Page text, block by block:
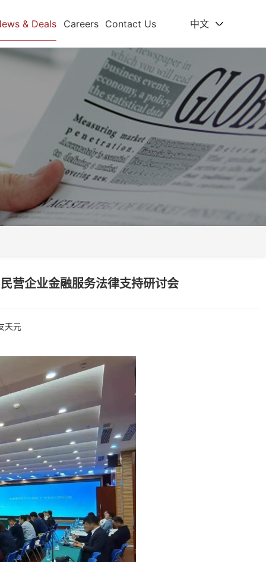
& Deals Careers Contact Us 中文
营企业金融服务法律支持研讨会
天元